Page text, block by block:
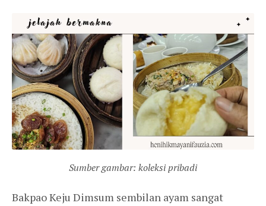
Sumber gambar: koleksi pribadi
Bakpao Keju Dimsum sembilan ayam sangat